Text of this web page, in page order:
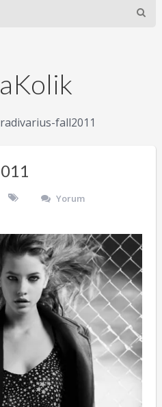
fall2011
Yorum